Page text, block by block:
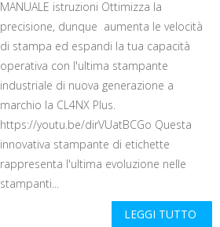
MANUALE istruzioni Ottimizza la
precisione, dunque aumenta le velocità
di stampa ed espandi la tua capacità
operativa con l'ultima stampante
industriale di nuova generazione a
marchio la CL4NX Plus.
https://youtu.be/dirVUatBCGo Questa
innovativa stampante di etichette
rappresenta l'ultima evoluzione nelle
stampanti...
LEGGI TUTTO